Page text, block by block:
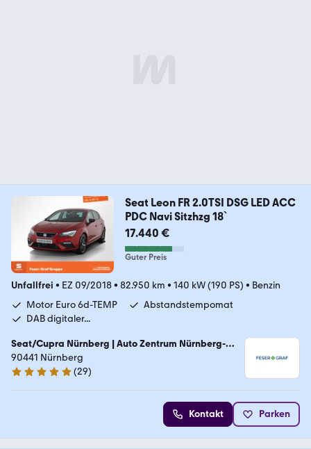
Seat Leon FR 2.0TSI DSG LED ACC
PDC Navi Sitzhzg 18`
17.440 €
Guter Preis
Unfallfrei • EZ 09/2018• 82.950 km • 140 kW (190 PS) • Benzin
Motor Euro 6d-TEMP
Abstandstempomat
DAB digitaler...
Seat/Cupra Nürnberg | Auto Zentrum Nürnberg-
Feser GmbH
90441 Nürnberg
4.9 Sterne
(29)
Kontakt Parken